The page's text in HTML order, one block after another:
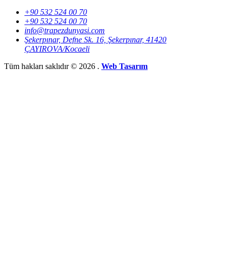
+90 532 524 00 70
+90 532 524 00 70
info@trapezdunyasi.com
Şekerpınar, Defne Sk. 16, Şekerpınar, 41420
ÇAYIROVA/Kocaeli
Tüm hakları saklıdır © 2026 . Web Tasarım